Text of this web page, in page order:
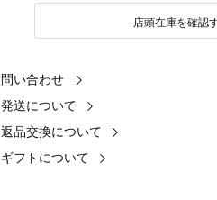
店頭在庫を確認
問い合わせ
発送について
返品交換について
ギフトについて